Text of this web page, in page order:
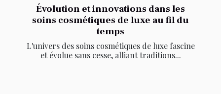
Évolution et innovations dans les
soins cosmétiques de luxe au fil du
temps
L'univers des soins cosmétiques de luxe fascine
et évolue sans cesse, alliant traditions...